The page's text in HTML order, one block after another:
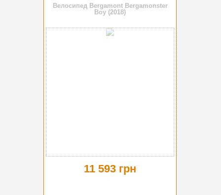
Велосипед Bergamont Bergamonster
Boy (2018)
11 593 грн